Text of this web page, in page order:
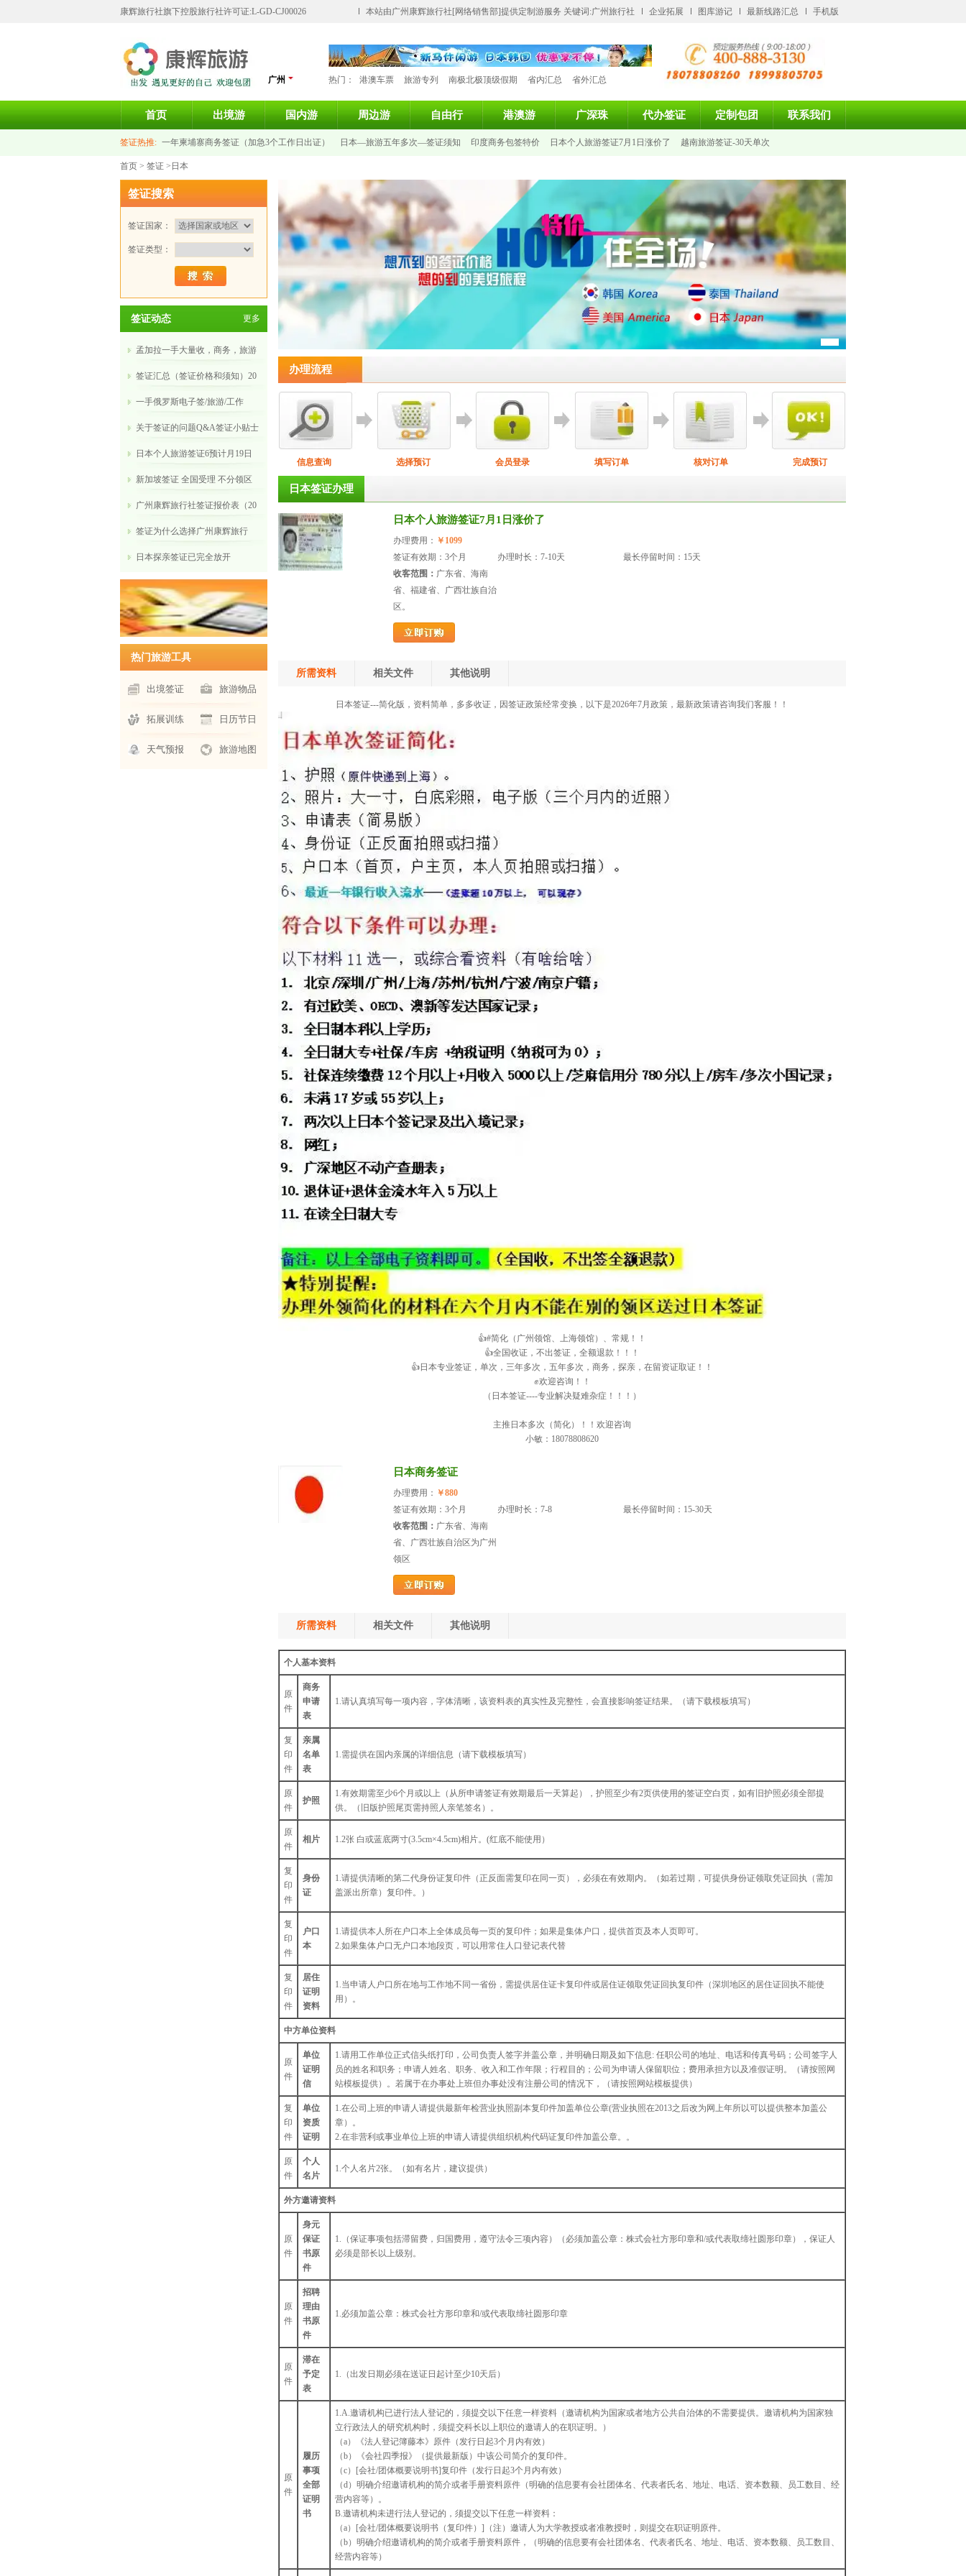
康辉旅行社旗下控股旅行社许可证:L-GD-CJ00026 本站由广州康辉旅行社[网络销售部]提供定制游服务 关键词:广州旅行社 企业拓展 图库游记 最新线路汇总 手机版
广州 热门： 港澳车票 旅游专列 南极北极顶级假期 省内汇总 省外汇总
首页 出境游 国内游 周边游 自由行 港澳游 广深珠 代办签证 定制包团 联系我们
签证热推: 一年柬埔寨商务签证（加急3个工作日出证） 日本—旅游五年多次—签证须知 印度商务包签特价 日本个人旅游签证7月1日涨价了 越南旅游签证-30天单次
意大利签证-个人旅游签证
首页 > 签证 >日本
签证搜索
签证国家：
签证类型：
签证动态 更多
孟加拉一手大量收，商务，旅游
签证汇总（签证价格和须知）20
​一手俄罗斯电子签/旅游/工作
关于签证的问题Q&A签证小贴士
日本个人旅游签证6预计月19日
新加坡签证 全国受理 不分领区
广州康辉旅行社签证报价表（20
​签证为什么选择广州康辉旅行
​日本探亲签证已完全放开
热门旅游工具
出境签证 旅游物品
拓展训练 日历节日
天气预报 旅游地图
办理流程
信息查询 选择预订 会员登录 填写订单 核对订单 完成预订
日本签证办理
日本个人旅游签证7月1日涨价了
办理费用： ￥1099
签证有效期：3个月
办理时长：7-10天
最长停留时间：15天
收客范围： 广东省、海南
省、福建省、广西壮族自治
区。
所需资料 相关文件 其他说明
日本签证---简化版，资料简单，多多收证，因签证政策经常变换，以下是2026年7月政策，最新政策请咨询我们客服！！
👍#简化（广州领馆、上海领馆）、常规！！
👍全国收证，不出签证，全额退款！！！
👍日本专业签证，单次，三年多次，五年多次，商务，探亲，在留资证取证！！
✊欢迎咨询！！
（日本签证----专业解决疑难杂症！！！）
主推日本多次（简化）！！欢迎咨询
小敏：18078808620
日本商务签证
办理费用： ￥880
签证有效期：3个月
办理时长：7-8
最长停留时间：15-30天
收客范围： 广东省、海南
省、广西壮族自治区为广州
领区
所需资料 相关文件 其他说明
个人基本资料
原
件
商务
申请
表
1.请认真填写每一项内容，字体清晰，该资料表的真实性及完整性，会直接影响签证结果。（请下载模板填写）
复
印
件
亲属
名单
表
1.需提供在国内亲属的详细信息（请下载模板填写）
原
件
护照
1.有效期需至少6个月或以上（从所申请签证有效期最后一天算起），护照至少有2页供使用的签证空白页，如有旧护照必须全部提
供。（旧版护照尾页需持照人亲笔签名）。
原
件
相片 1.2张 白或蓝底两寸(3.5cm×4.5cm)相片。(红底不能使用）
复
印
件
身份
证
1.请提供清晰的第二代身份证复印件（正反面需复印在同一页），必须在有效期内。（如若过期，可提供身份证领取凭证回执（需加
盖派出所章）复印件。）
复
印
件
户口
本
1.请提供本人所在户口本上全体成员每一页的复印件；如果是集体户口，提供首页及本人页即可。
2.如果集体户口无户口本地段页，可以用常住人口登记表代替
复
印
件
居住
证明
资料
1.当申请人户口所在地与工作地不同一省份，需提供居住证卡复印件或居住证领取凭证回执复印件（深圳地区的居住证回执不能使
用）。
中方单位资料
原
件
单位
证明
信
1.请用工作单位正式信头纸打印，公司负责人签字并盖公章，并明确日期及如下信息: 任职公司的地址、电话和传真号码；公司签字人
员的姓名和职务；申请人姓名、职务、收入和工作年限；行程目的；公司为申请人保留职位；费用承担方以及准假证明。（请按照网
站模板提供）。若属于在办事处上班但办事处没有注册公司的情况下，（请按照网站模板提供）
复
印
件
单位
资质
证明
1.在公司上班的申请人请提供最新年检营业执照副本复印件加盖单位公章(营业执照在2013之后改为网上年所以可以提供整本加盖公
章）。
2.在非营利或事业单位上班的申请人请提供组织机构代码证复印件加盖公章。。
原
件
个人
名片
1.个人名片2张。（如有名片，建议提供）
外方邀请资料
原
件
身元
保证
书原
件
1.（保证事项包括滞留费，归国费用，遵守法令三项内容）（必须加盖公章：株式会社方形印章和/或代表取缔社圆形印章），保证人
必须是部长以上级别。
原
件
招聘
理由
书原
件
1.必须加盖公章：株式会社方形印章和/或代表取缔社圆形印章
原
件
滞在
予定
表
1.（出发日期必须在送证日起计至少10天后）
原
件
履历
事项
全部
证明
书
1.A.邀请机构已进行法人登记的，须提交以下任意一样资料（邀请机构为国家或者地方公共自治体的不需要提供。邀请机构为国家独
立行政法人的研究机构时，须提交科长以上职位的邀请人的在职证明。）
（a）《法人登记簿藤本》原件（发行日起3个月内有效）
（b）《会社四季报》（提供最新版）中该公司简介的复印件。
（c）[会社/团体概要说明书]复印件（发行日起3个月内有效）
（d）明确介绍邀请机构的简介或者手册资料原件（明确的信息要有会社团体名、代表者氏名、地址、电话、资本数额、员工数目、经
营内容等）。
B.邀请机构未进行法人登记的，须提交以下任意一样资料：
（a）[会社/团体概要说明书（复印件）]（注）邀请人为大学教授或者准教授时，则提交在职证明原件。
（b）明确介绍邀请机构的简介或者手册资料原件，（明确的信息要有会社团体名、代表者氏名、地址、电话、资本数额、员工数目、
经营内容等）